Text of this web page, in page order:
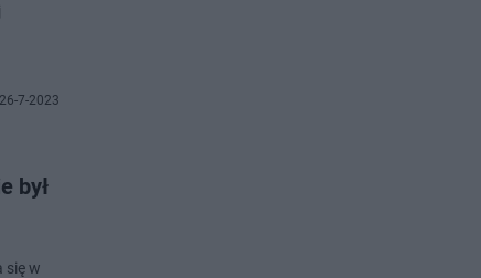
7-2023
był
się w